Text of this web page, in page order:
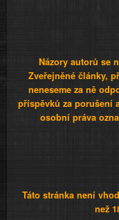
Názory autorů se
Zveřejněné články,
neneseme za ně
příspěvků za porušení
osobní práva
Táto stránka není
než